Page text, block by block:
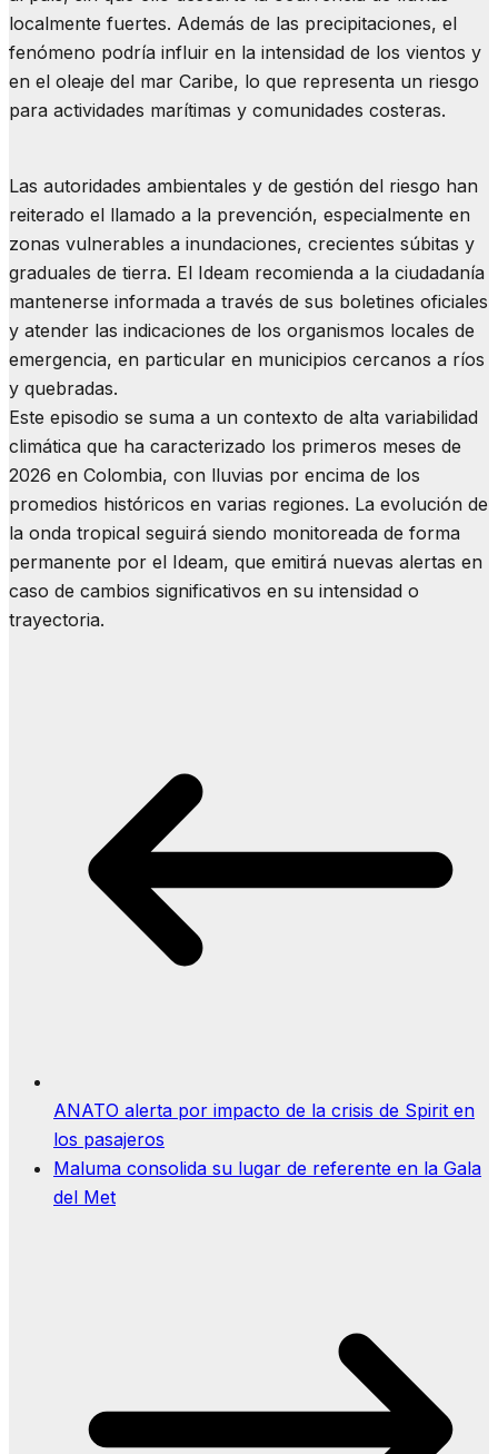
localmente fuertes. Además de las precipitaciones, el
fenómeno podría influir en la intensidad de los vientos y
en el oleaje del mar Caribe, lo que representa un riesgo
para actividades marítimas y comunidades costeras.
Las autoridades ambientales y de gestión del riesgo han
reiterado el llamado a la prevención, especialmente en
zonas vulnerables a inundaciones, crecientes súbitas y
graduales de tierra. El Ideam recomienda a la ciudadanía
mantenerse informada a través de sus boletines oficiales
y atender las indicaciones de los organismos locales de
emergencia, en particular en municipios cercanos a ríos
y quebradas.
Este episodio se suma a un contexto de alta variabilidad
climática que ha caracterizado los primeros meses de
2026 en Colombia, con lluvias por encima de los
promedios históricos en varias regiones. La evolución de
la onda tropical seguirá siendo monitoreada de forma
permanente por el Ideam, que emitirá nuevas alertas en
caso de cambios significativos en su intensidad o
trayectoria.
ANATO alerta por impacto de la crisis de Spirit en
los pasajeros
Maluma consolida su lugar de referente en la Gala
del Met